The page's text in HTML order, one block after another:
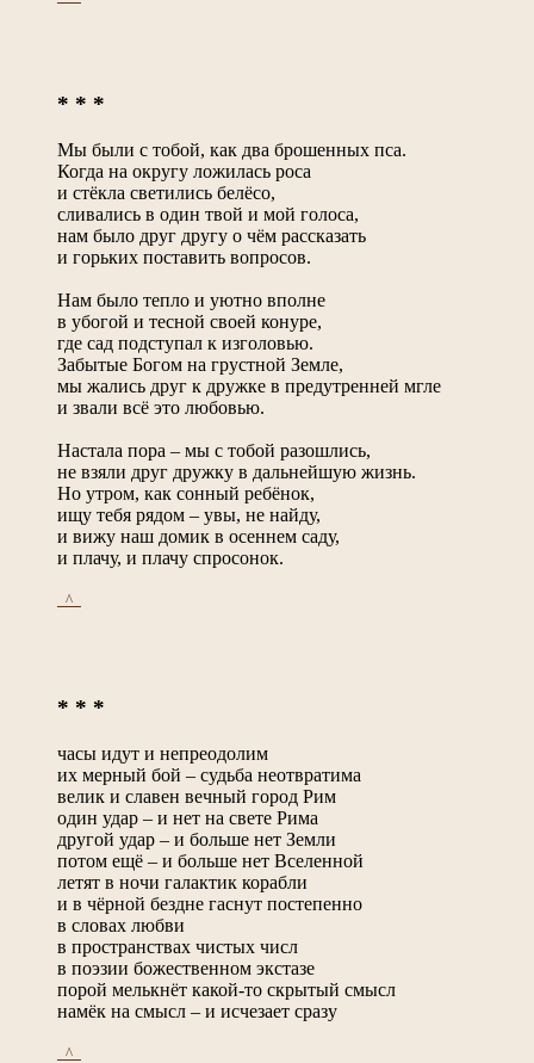
* * *
Мы были с тобой, как два брошенных пса.
Когда на округу ложилась роса
и стёкла светились белёсо,
сливались в один твой и мой голоса,
нам было друг другу о чём рассказать
и горьких поставить вопросов.
Нам было тепло и уютно вполне
в убогой и тесной своей конуре,
где сад подступал к изголовью.
Забытые Богом на грустной Земле,
мы жались друг к дружке в предутренней мгле
и звали всё это любовью.
Настала пора – мы с тобой разошлись,
не взяли друг дружку в дальнейшую жизнь.
Но утром, как сонный ребёнок,
ищу тебя рядом – увы, не найду,
и вижу наш домик в осеннем саду,
и плачу, и плачу спросонок.
_^_
* * *
часы идут и непреодолим
их мерный бой – судьба неотвратима
велик и славен вечный город Рим
один удар – и нет на свете Рима
другой удар – и больше нет Земли
потом ещё – и больше нет Вселенной
летят в ночи галактик корабли
и в чёрной бездне гаснут постепенно
в словах любви
в пространствах чистых числ
в поэзии божественном экстазе
порой мелькнёт какой-то скрытый смысл
намёк на смысл – и исчезает сразу
_^_